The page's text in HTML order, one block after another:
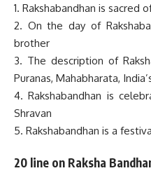
1. Rakshabandhan is sacred
2. On the day of
brother
3. The description of
Puranas, Mahabharata,
4. Rakshabandhan is
Shravan
5. Rakshabandhan is a
20 line on Raksha